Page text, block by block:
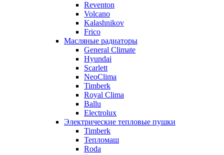
Reventon
Volcano
Kalashnikov
Frico
Масляные радиаторы
General Climate
Hyundai
Scarlett
NeoClima
Timberk
Royal Clima
Ballu
Electrolux
Электрические тепловые пушки
Timberk
Тепломаш
Roda